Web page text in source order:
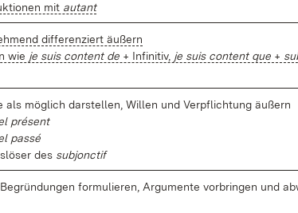
mit au­tant
dif­fe­ren­ziert äu­ßern
wie je su­is con­tent de + In­fi­ni­tiv, je su­is con­tent que +
als mög­lich dar­stel­len, Wil­len und Ver­pflich­tung äu­ßern
pré­sent
pas­sé
des sub­jonc­tif
Be­grün­dun­gen for­mu­lie­ren, Ar­gu­men­te vor­brin­gen und